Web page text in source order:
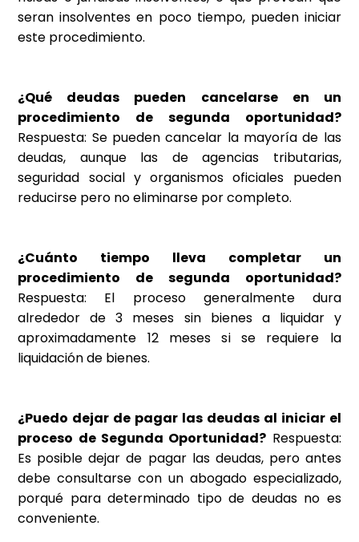
seran insolventes en poco tiempo, pueden iniciar
este procedimiento.
¿Qué deudas pueden cancelarse en un
procedimiento de segunda oportunidad?
Respuesta: Se pueden cancelar la mayoría de las
deudas, aunque las de agencias tributarias,
seguridad social y organismos oficiales pueden
reducirse pero no eliminarse por completo.
¿Cuánto tiempo lleva completar un
procedimiento de segunda oportunidad?
Respuesta: El proceso generalmente dura
alrededor de 3 meses sin bienes a liquidar y
aproximadamente 12 meses si se requiere la
liquidación de bienes.
¿Puedo dejar de pagar las deudas al iniciar el
proceso de Segunda Oportunidad? Respuesta:
Es posible dejar de pagar las deudas, pero antes
debe consultarse con un abogado especializado,
porqué para determinado tipo de deudas no es
conveniente.